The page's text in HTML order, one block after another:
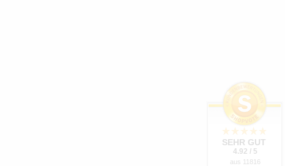
SEHR GUT
4.92 / 5
aus 11816